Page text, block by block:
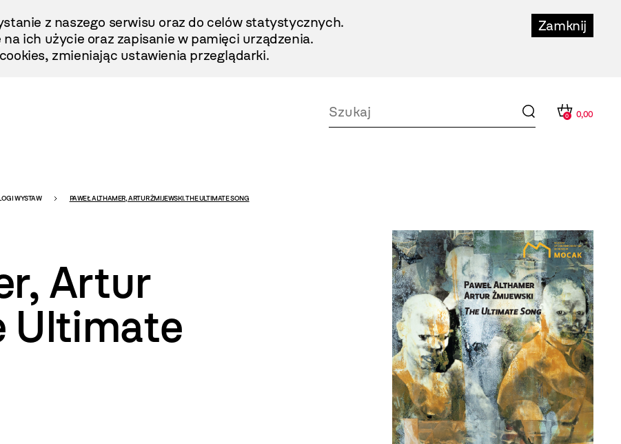
Zamknij
z naszego serwisu oraz do celów statystycznych.
ich użycie oraz zapisanie w pamięci urządzenia.
zmieniając ustawienia przeglądarki.
0 0,00
WYSTAW PAWEŁ ALTHAMER, ARTUR ŻMIJEWSKI. THE ULTIMATE SONG
Artur
Ultimate